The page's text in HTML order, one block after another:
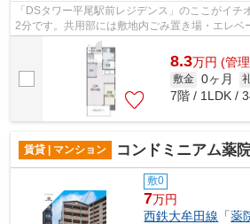
「DSタワー平尾駅前レジデンス」のここがイ
2分です。共用部には敷地内ごみ置き場・エレベ
ても充実しています。地上10階建てのこ...
8.3万円 (管
敷金 0ヶ月
7階 / 1LDK /
賃貸 | マンション コンドミニアム薬
敷0
7万円
西鉄大牟田線 「薬